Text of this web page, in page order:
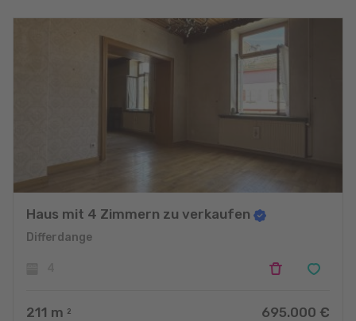
Haus mit 4 Zimmern zu verkaufen
Differdange
211 m 2 695.000 €